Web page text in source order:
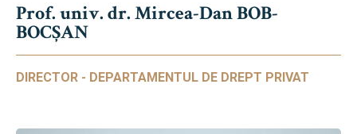
Prof. univ. dr. Mircea-Dan BOB-
BOCȘAN
DIRECTOR - DEPARTAMENTUL DE DREPT PRIVAT